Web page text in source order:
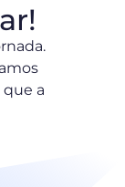
que a